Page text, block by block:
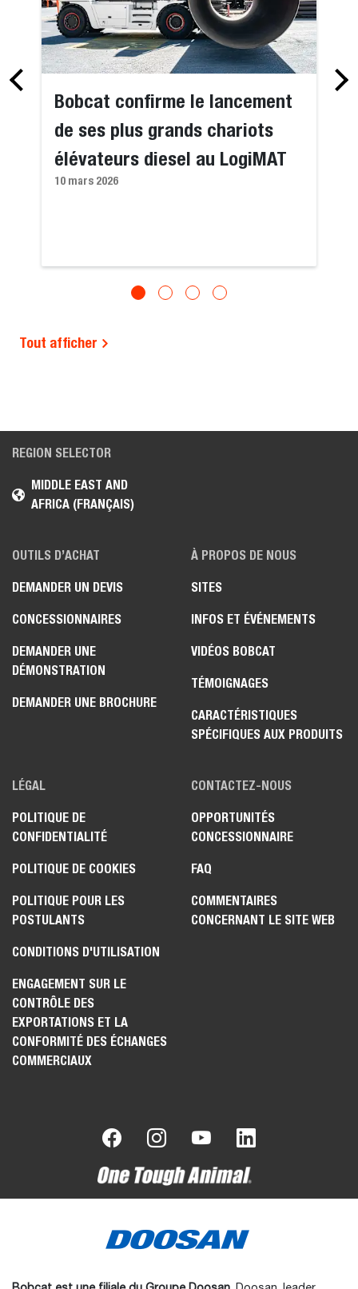
Bobcat confirme le lancement
de ses plus grands chariots
élévateurs diesel au LogiMAT
10 mars 2026
Tout afficher
REGION SELECTOR
MIDDLE EAST AND
AFRICA (FRANÇAIS)
OUTILS D’ACHAT
DEMANDER UN DEVIS
CONCESSIONNAIRES
DEMANDER UNE
DÉMONSTRATION
DEMANDER UNE BROCHURE
À PROPOS DE NOUS
SITES
INFOS ET ÉVÉNEMENTS
VIDÉOS BOBCAT
TÉMOIGNAGES
CARACTÉRISTIQUES
SPÉCIFIQUES AUX PRODUITS
LÉGAL
POLITIQUE DE
CONFIDENTIALITÉ
POLITIQUE DE COOKIES
POLITIQUE POUR LES
POSTULANTS
CONDITIONS D'UTILISATION
ENGAGEMENT SUR LE
CONTRÔLE DES
EXPORTATIONS ET LA
CONFORMITÉ DES ÉCHANGES
COMMERCIAUX
CONTACTEZ-NOUS
OPPORTUNITÉS
CONCESSIONNAIRE
FAQ
COMMENTAIRES
CONCERNANT LE SITE WEB